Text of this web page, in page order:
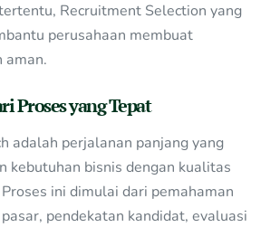
Recruitment Selection yang
perusahaan membuat
aman.
Proses yang Tepat
adalah perjalanan panjang yang
kebutuhan bisnis dengan kualitas
ini dimulai dari pemahaman
pendekatan kandidat, evaluasi